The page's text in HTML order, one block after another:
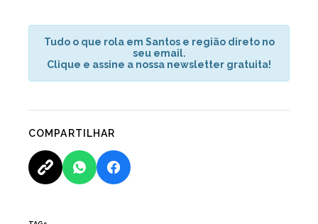
Tudo o que rola em Santos e região direto no
seu email.
Clique e assine a nossa newsletter gratuita!
COMPARTILHAR